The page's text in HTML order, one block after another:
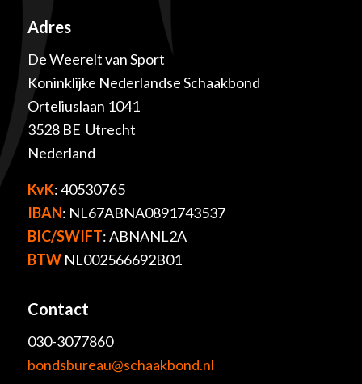
Adres
De Weerelt van Sport
Koninklijke Nederlandse Schaakbond
Orteliuslaan 1041
3528 BE Utrecht
Nederland
KvK: 40530765
IBAN: NL67ABNA0891743537
BIC/SWIFT: ABNANL2A
BTWNL002566692B01
Contact
030-3077860
bondsbureau@schaakbond.nl